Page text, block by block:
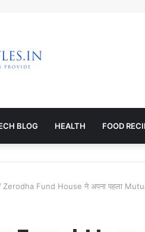
BLOG HEALTH FOOD
Zerodha Fund House ने अपना पहला